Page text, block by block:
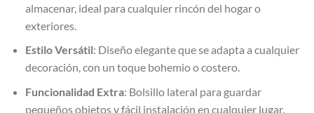
almacenar, ideal para cualquier rincón del hogar o
exteriores.
Estilo Versátil: Diseño elegante que se adapta a cualquier
decoración, con un toque bohemio o costero.
Funcionalidad Extra: Bolsillo lateral para guardar
pequeños objetos y fácil instalación en cualquier lugar.